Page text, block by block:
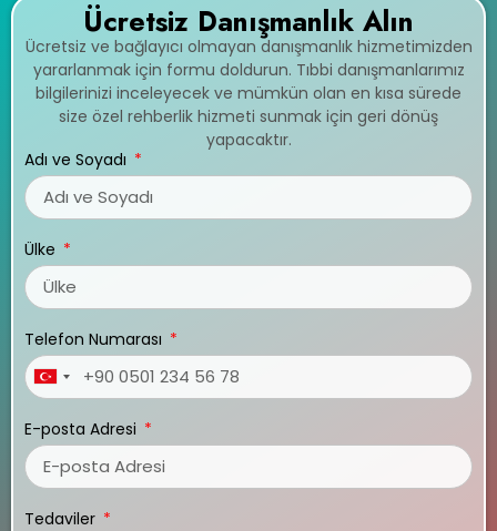
Ücretsiz Danışmanlık Alın
Ücretsiz ve bağlayıcı olmayan danışmanlık hizmetimizden
yararlanmak için formu doldurun. Tıbbi danışmanlarımız
bilgilerinizi inceleyecek ve mümkün olan en kısa sürede
size özel rehberlik hizmeti sunmak için geri dönüş
yapacaktır.
Adı ve Soyadı
Ülke
Telefon Numarası
Turkey
E-posta Adresi
Tedaviler